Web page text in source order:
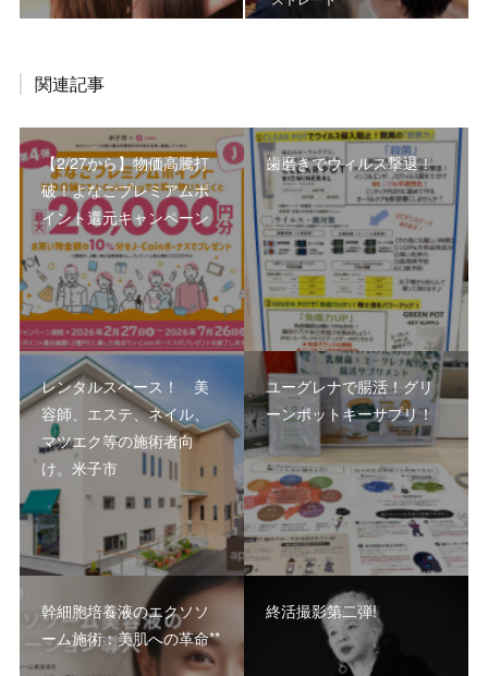
関連記事
【2/27から】物価高騰打
破！よなごプレミアムポ
イント還元キャンペーン
歯磨きでウィルス撃退！
レンタルスペース！ 美
容師、エステ、ネイル、
マツエク等の施術者向
け。米子市
ユーグレナで腸活！グリ
ーンポットキーサプリ！
幹細胞培養液のエクソソ
ーム施術：美肌への革命**
終活撮影第二弾!